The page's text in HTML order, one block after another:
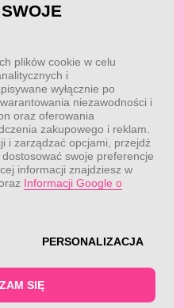
tutaj
Moje zamówienia
klienta:
plików cookie w celu
i
wyłącznie po
niezawodności i
oraz oferowania
zakupowego i reklam.
i zarządzać opcjami, przejdź
swoje preferencje
informacji znajdziesz w
Informacji Google o
PERSONALIZACJA
SIĘ